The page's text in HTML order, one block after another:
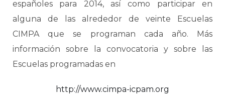
españoles para 2014, así como participar en
alguna de las alrededor de veinte Escuelas
CIMPA que se programan cada año. Más
información sobre la convocatoria y sobre las
Escuelas programadas en
http://www.cimpa-icpam.org